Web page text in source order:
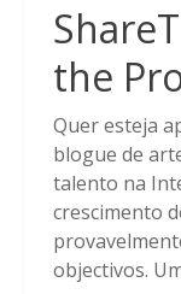
the
Quer esteja
blogue de
talento na
crescimento
objectivos.